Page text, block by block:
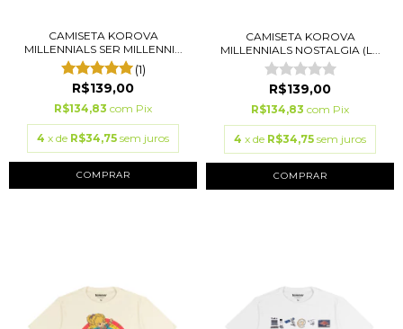
CAMISETA KOROVA
MILLENNIALS SER MILLENNI...
(1)
R$139,00
R$134,83 com Pix
4 x de R$34,75 sem juros
COMPRAR
CAMISETA KOROVA
MILLENNIALS NOSTALGIA (L...
R$139,00
R$134,83 com Pix
4 x de R$34,75 sem juros
COMPRAR